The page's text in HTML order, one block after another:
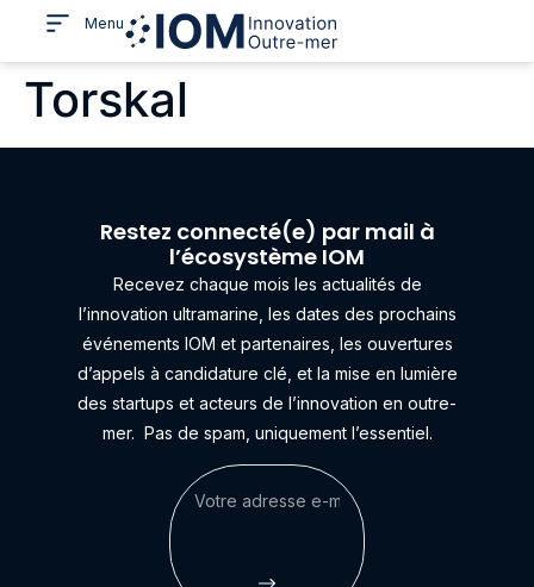
Menu
Torskal
Restez connecté(e) par mail à
l’écosystème IOM
Recevez chaque mois les actualités de
l’innovation ultramarine, les dates des prochains
événements IOM et partenaires, les ouvertures
d’appels à candidature clé, et la mise en lumière
des startups et acteurs de l’innovation en outre-
mer. Pas de spam, uniquement l’essentiel.